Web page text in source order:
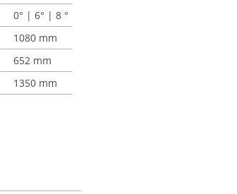
0° | 6° | 8 °
1080 mm
652 mm
1350 mm